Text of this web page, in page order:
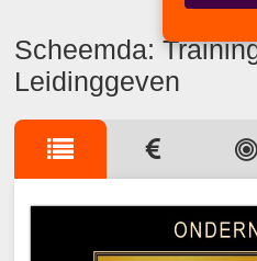
Scheemda:
Leidinggeven